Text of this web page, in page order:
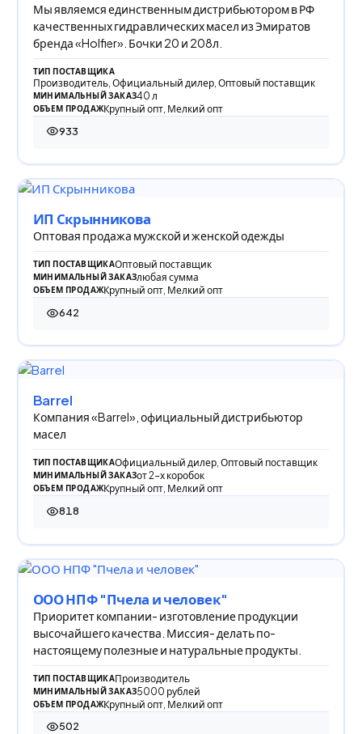
Мы являемся единственным дистрибьютором в РФ
качественных гидравлических масел из Эмиратов
бренда «Holfier». Бочки 20 и 208л.
ТИП ПОСТАВЩИКА
Производитель, Официальный дилер, Оптовый поставщик
МИНИМАЛЬНЫЙ ЗАКАЗ40 л
ОБЪЕМ ПРОДАЖКрупный опт, Мелкий опт
933
933 просмотра
ИП Скрынникова
Оптовая продажа мужской и женской одежды
ТИП ПОСТАВЩИКАОптовый поставщик
МИНИМАЛЬНЫЙ ЗАКАЗлюбая сумма
ОБЪЕМ ПРОДАЖКрупный опт, Мелкий опт
642
642 просмотра
Barrel
Компания «Barrel», официальный дистрибьютор
масел
ТИП ПОСТАВЩИКАОфициальный дилер, Оптовый поставщик
МИНИМАЛЬНЫЙ ЗАКАЗот 2-х коробок
ОБЪЕМ ПРОДАЖКрупный опт, Мелкий опт
818
818 просмотров
ООО НПФ "Пчела и человек"
Приоритет компании- изготовление продукции
высочайшего качества. Миссия- делать по-
настоящему полезные и натуральные продукты.
ТИП ПОСТАВЩИКАПроизводитель
МИНИМАЛЬНЫЙ ЗАКАЗ5000 рублей
ОБЪЕМ ПРОДАЖКрупный опт, Мелкий опт
502